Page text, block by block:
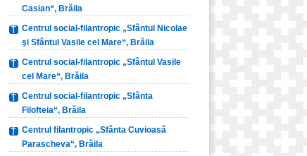
Casian“, Brăila
Centrul social-filantropic „Sfântul Nicolae
şi Sfântul Vasile cel Mare“, Brăila
Centrul social-filantropic „Sfântul Vasile
cel Mare“, Brăila
Centrul social-filantropic „Sfânta
Filofteia“, Brăila
Centrul filantropic „Sfânta Cuvioasă
Parascheva“, Brăila